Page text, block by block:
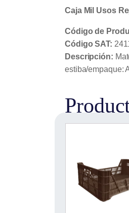
Caja Mil Usos
Código de
Código SAT:
Descripción:
estiba/empaque: